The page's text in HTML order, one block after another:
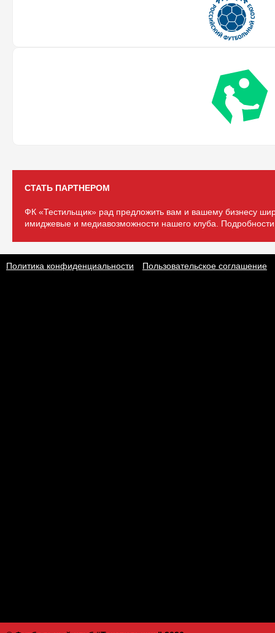
СТАТЬ ПАРТНЕРОМ
ФК «Тестильщик» рад предложить вам и вашему бизнесу
имиджевые и медиавозможности нашего клуба.
Политика конфиденциальности Пользовательское соглашение